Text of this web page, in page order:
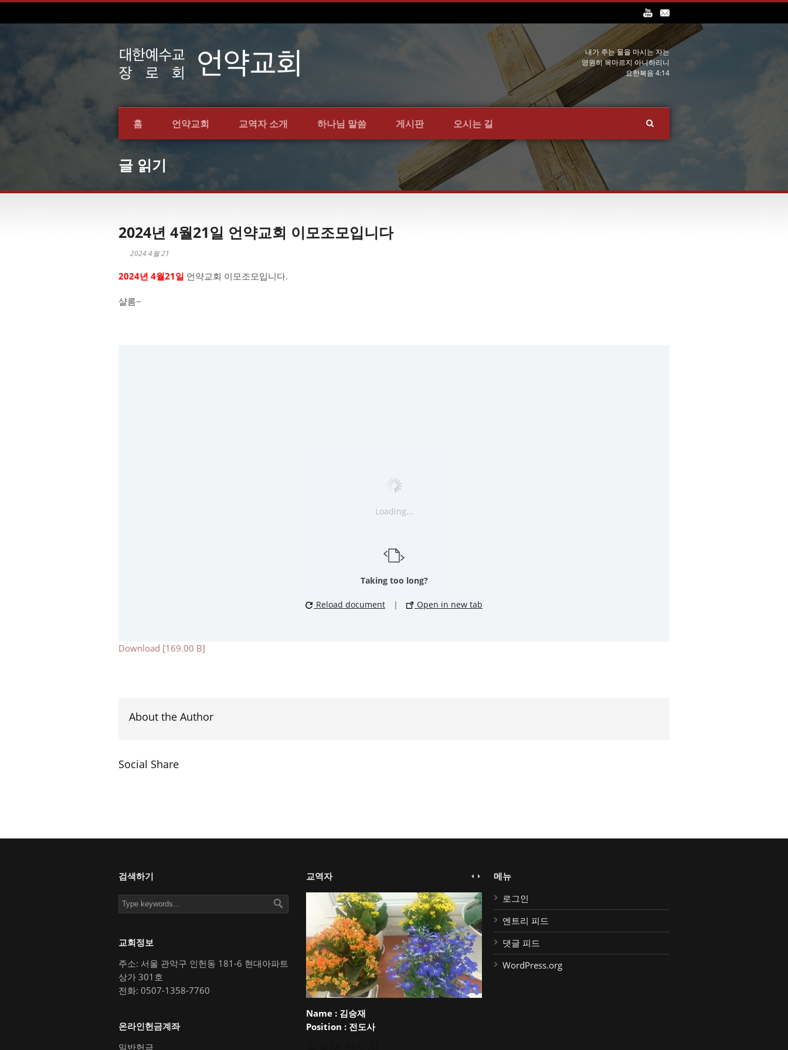
내가 주는 물을 마시는 자는
영원히 목마르지 아니하리니
요한복음 4:14
홈 언약교회 교역자 소개 하나님 말씀 게시판 오시는 길
글 읽기
2024년 4월21일 언약교회 이모조모입니다
2024 4월 21
2024년 4월21일 언약교회 이모조모입니다.
샬롬~
Loading...
Taking too long?
Reload document | Open in new tab
Download [169.00 B]
About the Author
Social Share
검색하기
교회정보
주소: 서울 관악구 인헌동 181-6 현대아파트
상가 301호
전화: 0507-1358-7760
온라인헌금계좌
일반헌금
교역자
Name :김승재
Position :전도사
메뉴
로그인
엔트리 피드
댓글 피드
WordPress.org